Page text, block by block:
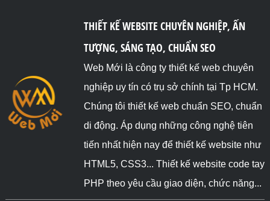
THIẾT KẾ WEBSITE CHUYÊN NGHIỆP, ẤN
TƯỢNG, SÁNG TẠO, CHUẨN SEO
Web Mới là công ty thiết kế web chuyên
nghiệp uy tín có trụ sở chính tại Tp HCM.
Chúng tôi thiết kế web chuẩn SEO, chuẩn
di động. Áp dụng những công nghệ tiên
tiến nhất hiện nay để thiết kế website như
HTML5, CSS3... Thiết kế website code tay
PHP theo yêu cầu giao diện, chức năng...